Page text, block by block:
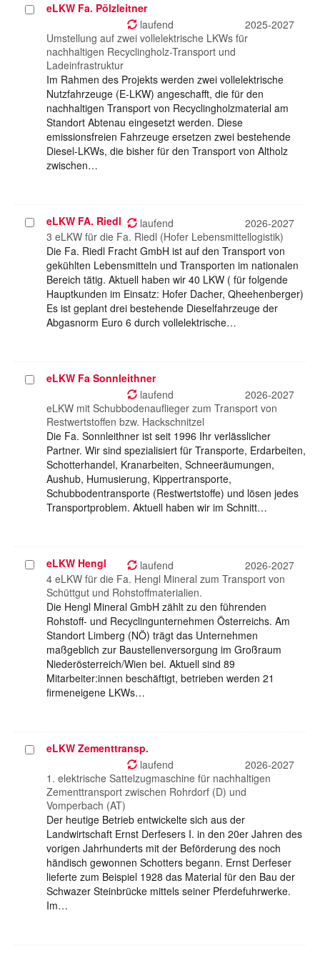
ProjekteLKW Fa. Pölzleitner
laufend
2025-2027
Umstellung auf zwei vollelektrische LKWs für
nachhaltigen Recyclingholz-Transport und
Ladeinfrastruktur
Im Rahmen des Projekts werden zwei vollelektrische
Nutzfahrzeuge (E-LKW) angeschafft, die für den
nachhaltigen Transport von Recyclingholzmaterial am
Standort Abtenau eingesetzt werden. Diese
emissionsfreien Fahrzeuge ersetzen zwei bestehende
Diesel-LKWs, die bisher für den Transport von Altholz
zwischen…
Projekt
auswählen
eLKW FA. Riedl laufend
2026-2027
3 eLKW für die Fa. Riedl (Hofer Lebensmittellogistik)
Die Fa. Riedl Fracht GmbH ist auf den Transport von
gekühlten Lebensmitteln und Transporten im nationalen
Bereich tätig. Aktuell haben wir 40 LKW ( für folgende
Hauptkunden im Einsatz: Hofer Dacher, Qheehenberger)
Es ist geplant drei bestehende Dieselfahrzeuge der
Abgasnorm Euro 6 durch vollelektrische…
ProjekteLKW Fa Sonnleithner
laufend
2026-2027
eLKW mit Schubbodenauflieger zum Transport von
Restwertstoffen bzw. Hackschnitzel
Die Fa. Sonnleithner ist seit 1996 Ihr verlässlicher
Partner. Wir sind spezialisiert für Transporte, Erdarbeiten,
Schotterhandel, Kranarbeiten, Schneeräumungen,
Aushub, Humusierung, Kippertransporte,
Schubbodentransporte (Restwertstoffe) und lösen jedes
Transportproblem. Aktuell haben wir im Schnitt…
Projekt
auswählen
eLKW Hengl laufend
2026-2027
4 eLKW für die Fa. Hengl Mineral zum Transport von
Schüttgut und Rohstoffmaterialien.
Die Hengl Mineral GmbH zählt zu den führenden
Rohstoff- und Recyclingunternehmen Österreichs. Am
Standort Limberg (NÖ) trägt das Unternehmen
maßgeblich zur Baustellenversorgung im Großraum
Niederösterreich/Wien bei. Aktuell sind 89
Mitarbeiter:innen beschäftigt, betrieben werden 21
firmeneigene LKWs…
ProjekteLKW Zementtransp.
laufend
2026-2027
1. elektrische Sattelzugmaschine für nachhaltigen
Zementtransport zwischen Rohrdorf (D) und
Vomperbach (AT)
Der heutige Betrieb entwickelte sich aus der
Landwirtschaft Ernst Derfesers I. in den 20er Jahren des
vorigen Jahrhunderts mit der Beförderung des noch
händisch gewonnen Schotters begann. Ernst Derfeser
lieferte zum Beispiel 1928 das Material für den Bau der
Schwazer Steinbrücke mittels seiner Pferdefuhrwerke.
Im…